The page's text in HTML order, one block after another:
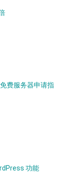
费服务器申请指
功能